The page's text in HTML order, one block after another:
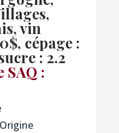
vin
cépage :
: 2.2
SAQ :